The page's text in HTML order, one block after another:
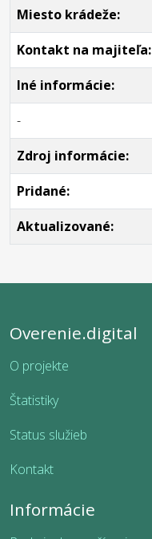
Miesto krádeže:
Kontakt na majiteľa:
Iné informácie:
-
Zdroj informácie:
Pridané:
Aktualizované:
Overenie.digital
O projekte
Štatistiky
Status služieb
Kontakt
Informácie